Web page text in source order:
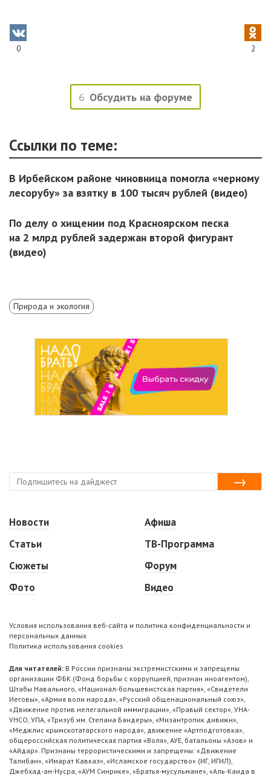
0 2
6 Обсудить на форуме
Ссылки по теме:
В Ирбейском районе чиновница помогла «черному
лесорубу» за взятку в 100 тысяч рублей (видео)
По делу о хищении под Красноярском песка
на 2 млрд рублей задержан второй фигурант
(видео)
Природа и экология
Новости
Статьи
Сюжеты
Фото
Афиша
ТВ-Программа
Форум
Видео
Условия использования веб-сайта и политика конфиденциальности и
персональных данных
Политика использования cookies
Для читателей: В России признаны экстремистскими и запрещены
организации ФБК (Фонд борьбы с коррупцией, признан иноагентом),
Штабы Навального, «Национал-большевистская партия», «Свидетели
Иеговы», «Армия воли народа», «Русский общенациональный союз»,
«Движение против нелегальной иммиграции», «Правый сектор», УНА-
УНСО, УПА, «Тризуб им. Степана Бандеры», «Мизантропик дивижн»,
«Меджлис крымскотатарского народа», движение «Артподготовка»,
общероссийская политическая партия «Воля», АУЕ, батальоны «Азов» и
«Айдар». Признаны террористическими и запрещены: «Движение
Талибан», «Имарат Кавказ», «Исламское государство» (ИГ, ИГИЛ),
Джебхад-ан-Нусра, «АУМ Синрике», «Братья-мусульмане», «Аль-Каида в